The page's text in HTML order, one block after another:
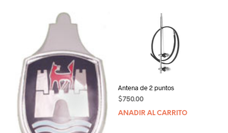
Antena de 2 puntos
$750.00
AÑADIR AL CARRITO